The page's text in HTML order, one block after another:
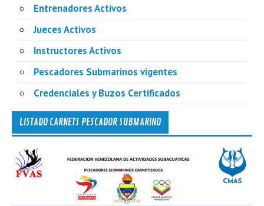
Entrenadores Activos
Jueces Activos
Instructores Activos
Pescadores Submarinos vigentes
Credenciales y Buzos Certificados
LISTADO CARNETS PESCADOR SUBMARINO